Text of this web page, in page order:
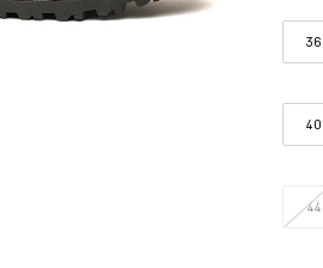
36
40
44